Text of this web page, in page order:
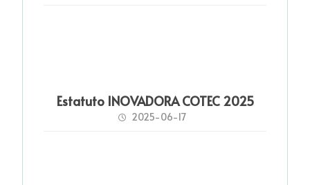
Estatuto INOVADORA COTEC 2025
2025-06-17